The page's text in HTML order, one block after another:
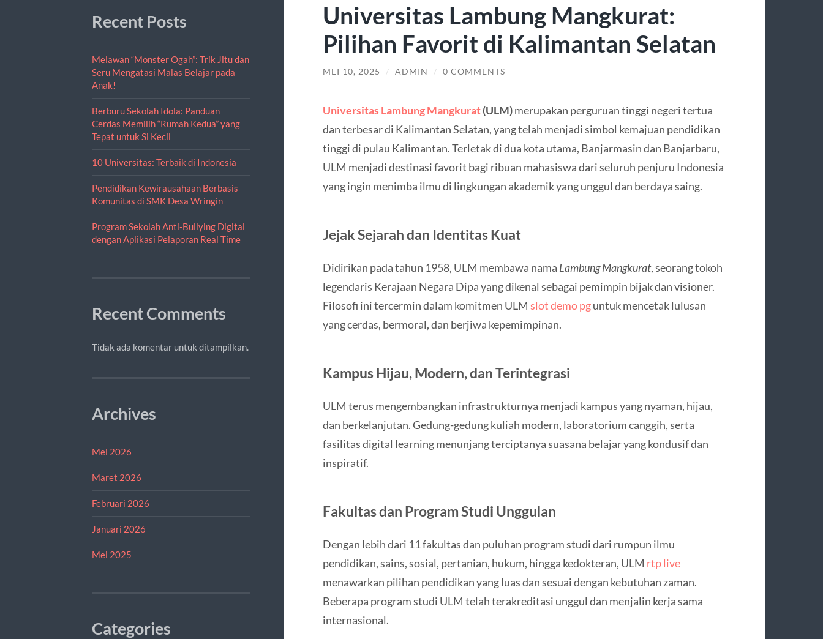
Recent Posts
Melawan “Monster Ogah”: Trik Jitu dan
Seru Mengatasi Malas Belajar pada
Anak!
Berburu Sekolah Idola: Panduan
Cerdas Memilih “Rumah Kedua” yang
Tepat untuk Si Kecil
10 Universitas: Terbaik di Indonesia
Pendidikan Kewirausahaan Berbasis
Komunitas di SMK Desa Wringin
Program Sekolah Anti-Bullying Digital
dengan Aplikasi Pelaporan Real Time
Recent Comments
Tidak ada komentar untuk ditampilkan.
Archives
Mei 2026
Maret 2026
Februari 2026
Januari 2026
Mei 2025
Categories
Universitas Lambung Mangkurat:
Pilihan Favorit di Kalimantan Selatan
MEI 10, 2025 / ADMIN / 0 COMMENTS
Universitas Lambung Mangkurat(ULM)merupakan perguruan tinggi negeri tertua
dan terbesar di Kalimantan Selatan, yang telah menjadi simbol kemajuan pendidikan
tinggi di pulau Kalimantan. Terletak di dua kota utama, Banjarmasin dan Banjarbaru,
ULM menjadi destinasi favorit bagi ribuan mahasiswa dari seluruh penjuru Indonesia
yang ingin menimba ilmu di lingkungan akademik yang unggul dan berdaya saing.
Jejak Sejarah dan Identitas Kuat
Didirikan pada tahun 1958, ULM membawa nama Lambung Mangkurat, seorang tokoh
legendaris Kerajaan Negara Dipa yang dikenal sebagai pemimpin bijak dan visioner.
Filosofi ini tercermin dalam komitmen ULM slot demo pguntuk mencetak lulusan
yang cerdas, bermoral, dan berjiwa kepemimpinan.
Kampus Hijau, Modern, dan Terintegrasi
ULM terus mengembangkan infrastrukturnya menjadi kampus yang nyaman, hijau,
dan berkelanjutan. Gedung-gedung kuliah modern, laboratorium canggih, serta
fasilitas digital learning menunjang terciptanya suasana belajar yang kondusif dan
inspiratif.
Fakultas dan Program Studi Unggulan
Dengan lebih dari 11 fakultas dan puluhan program studi dari rumpun ilmu
pendidikan, sains, sosial, pertanian, hukum, hingga kedokteran, ULM rtp live
menawarkan pilihan pendidikan yang luas dan sesuai dengan kebutuhan zaman.
Beberapa program studi ULM telah terakreditasi unggul dan menjalin kerja sama
internasional.